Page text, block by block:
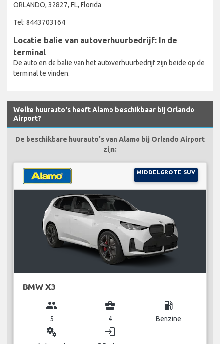
ORLANDO, 32827, FL, Florida
Tel: 8443703164
Locatie balie van autoverhuurbedrijf: In de
terminal
De auto en de balie van het autoverhuurbedrijf zijn beide op de
terminal te vinden.
Welke huurauto's heeft Alamo beschikbaar bij Orlando
Airport?
De beschikbare huurauto's van Alamo bij Orlando Airport
zijn:
MIDDELGROTE SUV
BMW X3
group
5
business_center
4
local_gas_station
Benzine
miscellaneous_services login